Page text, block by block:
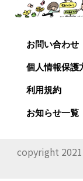
お問い合わせ
個人情報保護
利用規約
お知らせ一覧
copyright